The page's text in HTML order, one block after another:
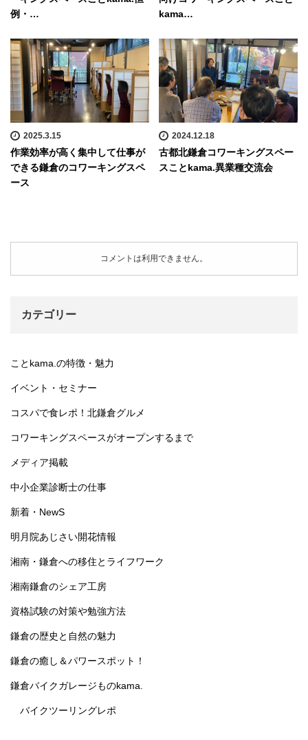
例・…
kama…
2025.3.15
作業効率が高く集中して仕事が
できる鎌倉のコワーキングスペ
ース
2024.12.18
古都北鎌倉コワーキングスペー
スことkama.異業種交流会
コメントは利用できません。
カテゴリー
ことkama.の特徴・魅力
イベント・セミナー
コスパで食レポ！北鎌倉グルメ
コワーキングスペースがオープンするまで
メディア掲載
中小企業診断士の仕事
新着・NewS
明月院あじさい開花情報
湘南・鎌倉への移住とライフワーク
湘南鎌倉のシェア工房
資格試験の対策や勉強方法
鎌倉の歴史と自然の魅力
鎌倉の癒し＆パワースポット！
鎌倉バイクガレージものkama.
バイクツーリングレポ